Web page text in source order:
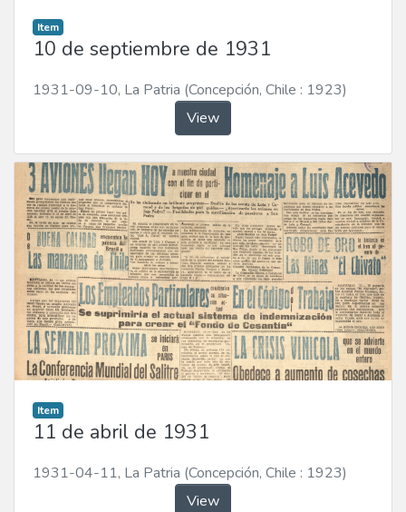
Item
10 de septiembre de 1931
1931-09-10, La Patria (Concepción, Chile : 1923)
View
Item
11 de abril de 1931
1931-04-11, La Patria (Concepción, Chile : 1923)
View